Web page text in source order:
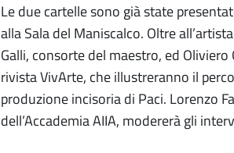
Le due cartelle sono già state
alla Sala del Maniscalco. Oltre
Galli, consorte del maestro, ed
rivista VivArte, che illustreranno il
produzione incisoria di Paci. Lorenzo
dell’Accademia AIIA, modererà gli